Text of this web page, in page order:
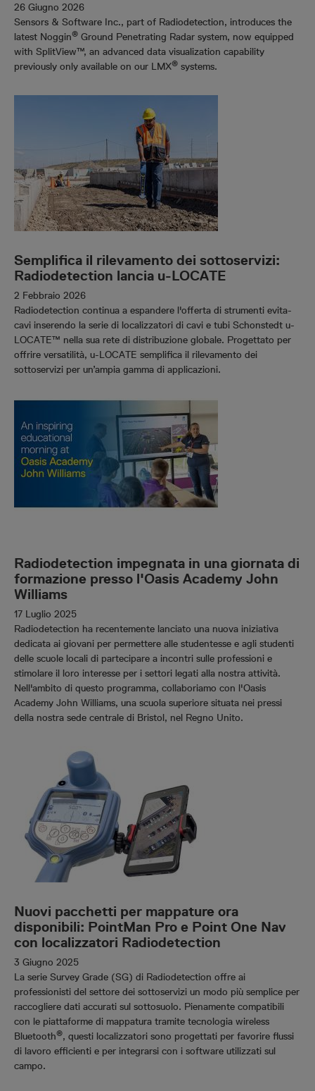
26 Giugno 2026
Sensors & Software Inc., part of Radiodetection, introduces the
latest Noggin® Ground Penetrating Radar system, now equipped
with SplitView™, an advanced data visualization capability
previously only available on our LMX® systems.
Semplifica il rilevamento dei sottoservizi:
Radiodetection lancia u-LOCATE
2 Febbraio 2026
Radiodetection continua a espandere l'offerta di strumenti evita-
cavi inserendo la serie di localizzatori di cavi e tubi Schonstedt u-
LOCATE™ nella sua rete di distribuzione globale. Progettato per
offrire versatilità, u-LOCATE semplifica il rilevamento dei
sottoservizi per un’ampia gamma di applicazioni.
Radiodetection impegnata in una giornata di
formazione presso l'Oasis Academy John
Williams
17 Luglio 2025
Radiodetection ha recentemente lanciato una nuova iniziativa
dedicata ai giovani per permettere alle studentesse e agli studenti
delle scuole locali di partecipare a incontri sulle professioni e
stimolare il loro interesse per i settori legati alla nostra attività.
Nell'ambito di questo programma, collaboriamo con l'Oasis
Academy John Williams, una scuola superiore situata nei pressi
della nostra sede centrale di Bristol, nel Regno Unito.
Nuovi pacchetti per mappature ora
disponibili: PointMan Pro e Point One Nav
con localizzatori Radiodetection
3 Giugno 2025
La serie Survey Grade (SG) di Radiodetection offre ai
professionisti del settore dei sottoservizi un modo più semplice per
raccogliere dati accurati sul sottosuolo. Pienamente compatibili
con le piattaforme di mappatura tramite tecnologia wireless
Bluetooth®, questi localizzatori sono progettati per favorire flussi
di lavoro efficienti e per integrarsi con i software utilizzati sul
campo.